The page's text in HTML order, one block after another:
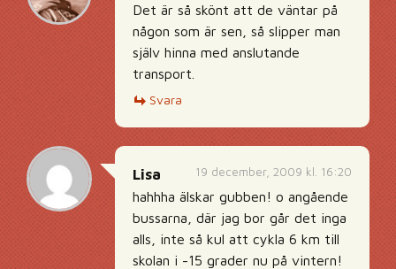
Det är så skönt att de väntar på
någon som är sen, så slipper man
själv hinna med anslutande
transport.
Svara
19 december, 2009 kl. 16:20
Lisa
hahhha älskar gubben! o angående
bussarna, där jag bor går det inga
alls, inte så kul att cykla 6 km till
skolan i -15 grader nu på vintern!